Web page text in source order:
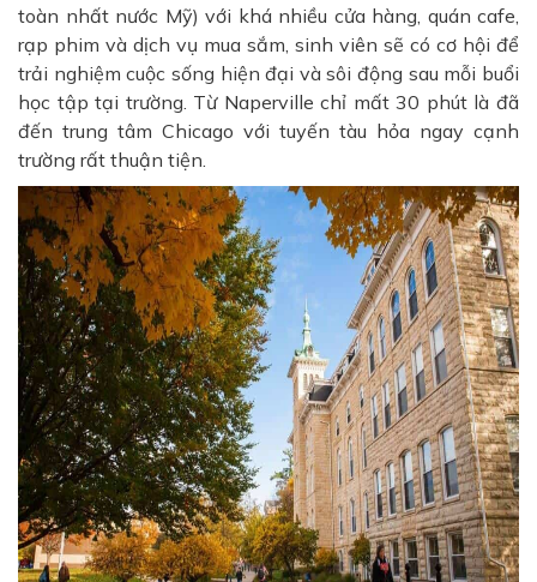
toàn nhất nước Mỹ) với khá nhiều cửa hàng, quán cafe,
rạp phim và dịch vụ mua sắm, sinh viên sẽ có cơ hội để
trải nghiệm cuộc sống hiện đại và sôi động sau mỗi buổi
học tập tại trường. Từ Naperville chỉ mất 30 phút là đã
đến trung tâm Chicago với tuyến tàu hỏa ngay cạnh
trường rất thuận tiện.